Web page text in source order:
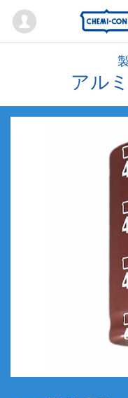
Mypage
アル